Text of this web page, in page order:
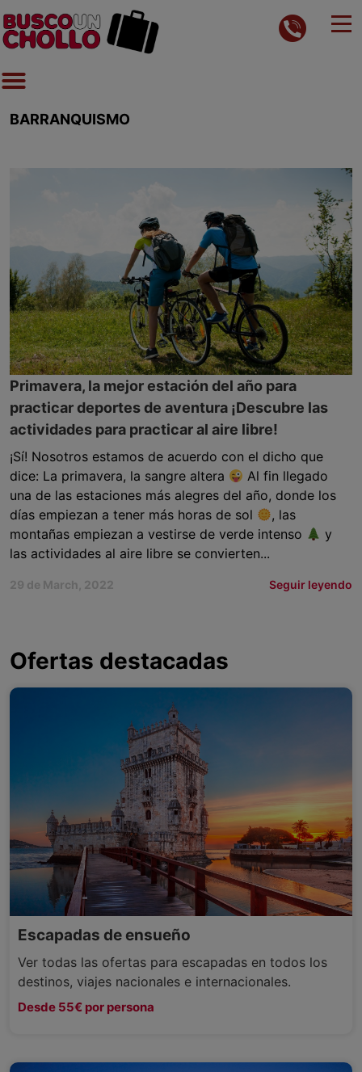
BARRANQUISMO
Primavera, la mejor estación del año para
practicar deportes de aventura ¡Descubre las
actividades para practicar al aire libre!
¡Sí! Nosotros estamos de acuerdo con el dicho que
dice: La primavera, la sangre altera
Al fin llegado
una de las estaciones más alegres del año, donde los
días empiezan a tener más horas de sol
, las
montañas empiezan a vestirse de verde intenso
y
las actividades al aire libre se convierten...
29 de March, 2022 Seguir leyendo
Ofertas destacadas
Escapadas de ensueño
Ver todas las ofertas para escapadas en todos los
destinos, viajes nacionales e internacionales.
Desde 55€ por persona